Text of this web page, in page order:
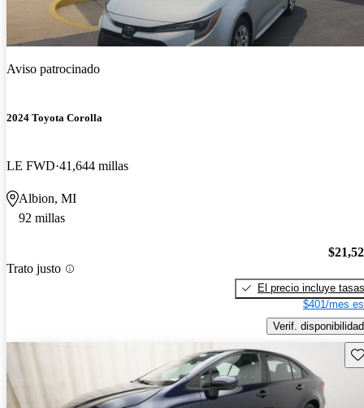
Aviso patrocinado
2024 Toyota Corolla
LE FWD 41,644 millas
Albion, MI
92 millas
Trato justo
El precio incluye tasas
$401/mes
Verif. disponibilidad